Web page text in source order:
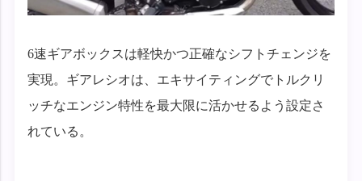
6速ギアボックスは軽快かつ正確なシフトチェンジを
実現。ギアレシオは、エキサイティングでトルクリ
ッチなエンジン特性を最大限に活かせるよう設定さ
れている。